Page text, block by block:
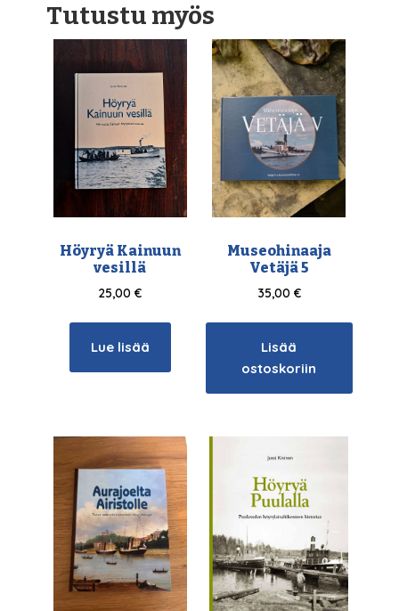
Tutustu myös
Höyryä Kainuun
vesillä
25,00€
Lue lisää
Museohinaaja
Vetäjä 5
35,00 €
Lisää
ostoskoriin